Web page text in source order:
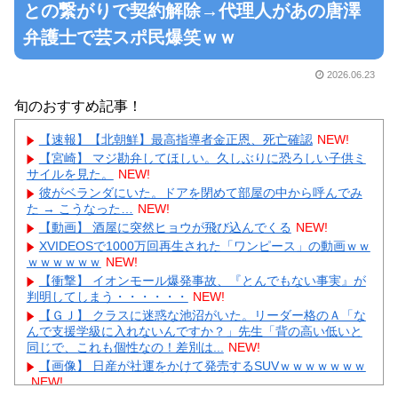
との繋がりで契約解除→代理人があの唐澤
弁護士で芸スポ民爆笑ｗｗ
2026.06.23
旬のおすすめ記事！
【速報】【北朝鮮】最高指導者金正恩、死亡確認 NEW!
【宮崎】 マジ勘弁してほしい。久しぶりに恐ろしい子供ミ
サイルを見た。
NEW!
彼がベランダにいた。ドアを閉めて部屋の中から呼んでみ
た → こうなった…
NEW!
【動画】 酒屋に突然ヒョウが飛び込んでくる NEW!
XVIDEOSで1000万回再生された「ワンピース」の動画ｗｗ
ｗｗｗｗｗｗ NEW!
【衝撃】 イオンモール爆発事故、『とんでもない事実』が
判明してしまう・・・・・・
NEW!
【ＧＪ】 クラスに迷惑な池沼がいた。リーダー格のＡ「な
んで支援学級に入れないんですか？」先生「背の高い低いと
同じで、これも個性なの！差別は...
NEW!
【画像】 日産が社運をかけて発売するSUVｗｗｗｗｗｗｗ
NEW!